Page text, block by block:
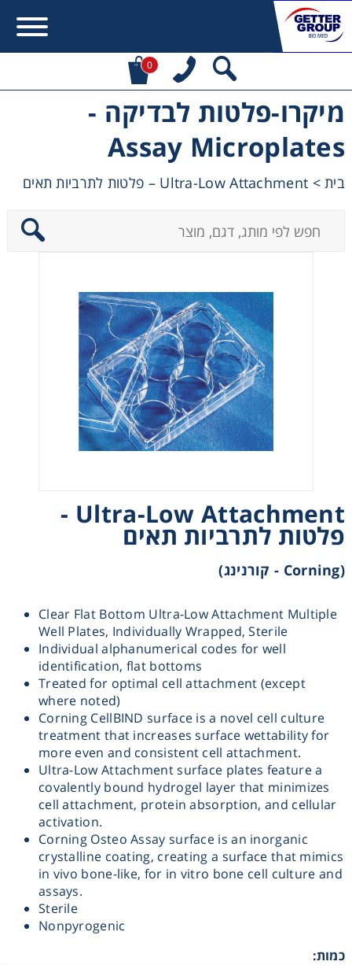
0
מיקרו-פלטות לבדיקה -
Assay Microplates
בית> Ultra-Low Attachment – פלטות לתרביות תאים
Ultra-Low Attachment -
פלטות לתרביות תאים
(Corning - קורנינג)
Clear Flat Bottom Ultra-Low Attachment Multiple
Well Plates, Individually Wrapped, Sterile
Individual alphanumerical codes for well
identification, flat bottoms
Treated for optimal cell attachment (except
where noted)
Corning CellBIND surface is a novel cell culture
treatment that increases surface wettability for
more even and consistent cell attachment.
Ultra-Low Attachment surface plates feature a
covalently bound hydrogel layer that minimizes
cell attachment, protein absorption, and cellular
activation.
Corning Osteo Assay surface is an inorganic
crystalline coating, creating a surface that mimics
in vivo bone-like, for in vitro bone cell culture and
assays.
Sterile
Nonpyrogenic
כמות:
Error:Contact form not found.
מעונין לקבל הצעת מחיר או מידע עבור:
Concentration
Cooling
Heating
Instrumentation
Pumps
Storage
Thermometry
Washing
Chromatography
Filtration
Liquid Handling